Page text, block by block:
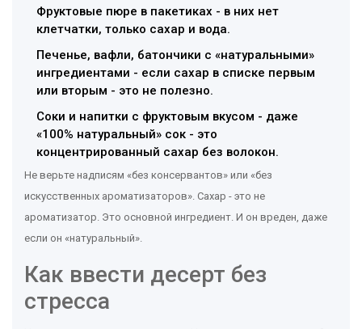
Фруктовые пюре в пакетиках - в них нет
клетчатки, только сахар и вода.
Печенье, вафли, батончики с «натуральными»
ингредиентами - если сахар в списке первым
или вторым - это не полезно.
Соки и напитки с фруктовым вкусом - даже
«100% натуральный» сок - это
концентрированный сахар без волокон.
Не верьте надписям «без консервантов» или «без
искусственных ароматизаторов». Сахар - это не
ароматизатор. Это основной ингредиент. И он вреден, даже
если он «натуральный».
Как ввести десерт без
стресса